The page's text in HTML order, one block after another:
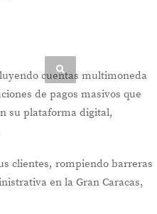
cuentas multimoneda
de pagos masivos que
su plataforma digital,
clientes, rompiendo barreras
en la Gran Caracas,